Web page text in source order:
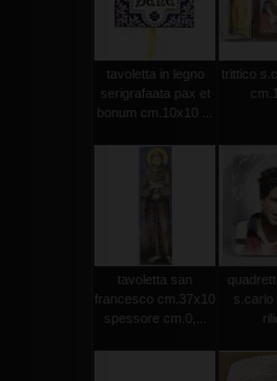
tavoletta in legno
serigrafaata pax et
bonum cm.10x10 ...
trittico
tavoletta san
francesco cm.37x10
spessore cm.0,...
s.carlo